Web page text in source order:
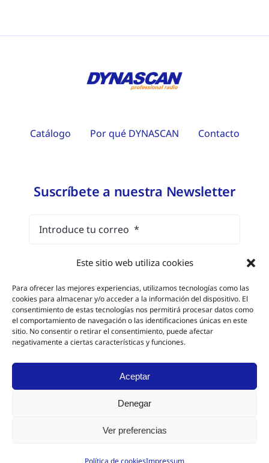
Este sitio web utiliza cookies
Para ofrecer las mejores experiencias, utilizamos tecnologías como las
cookies para almacenar y/o acceder a la información del dispositivo. El
consentimiento de estas tecnologías nos permitirá procesar datos como
el comportamiento de navegación o las identificaciones únicas en este
sitio. No consentir o retirar el consentimiento, puede afectar
negativamente a ciertas características y funciones.
Aceptar
Denegar
Ver preferencias
Política de cookiesImpressum
Catálogo Por qué DYNASCAN Contacto
Suscríbete a nuestra Newsletter
y la política de protección de datos
Suscríbete
©2026 •
• Todos los derechos
reservados